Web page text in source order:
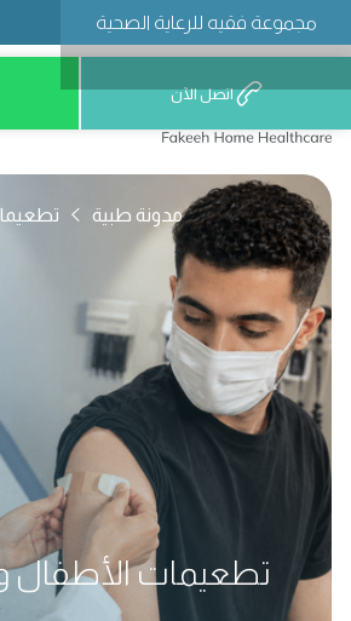
مجموعة فقيه للرعاية الصحية
اتصل الآن
تطعيمات الأطفال
مدونة طبية